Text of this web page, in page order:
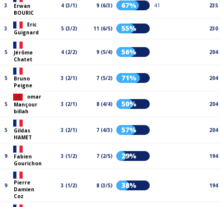
3
Erwan
BOURIC
4 (3/1) 9 (6/3) 67% 41 235
3
Eric
Guignard
5 (3/2) 11 (6/5) 55% 230
5
Jérôme
Chatet
4 (2/2) 9 (5/4) 56% 204
5
Bruno
Peigne
3 (2/1) 7 (5/2) 71% 204
5
omar
Mançour
billah
3 (2/1) 8 (4/4) 50% 204
5
Gildas
HAMET
3 (2/1) 7 (4/3) 57% 204
9
Fabien
Gourichon
3 (1/2) 7 (2/5) 29% 194
9
Pierre
Damien
Coz
3 (1/2) 8 (3/5) 38% 194